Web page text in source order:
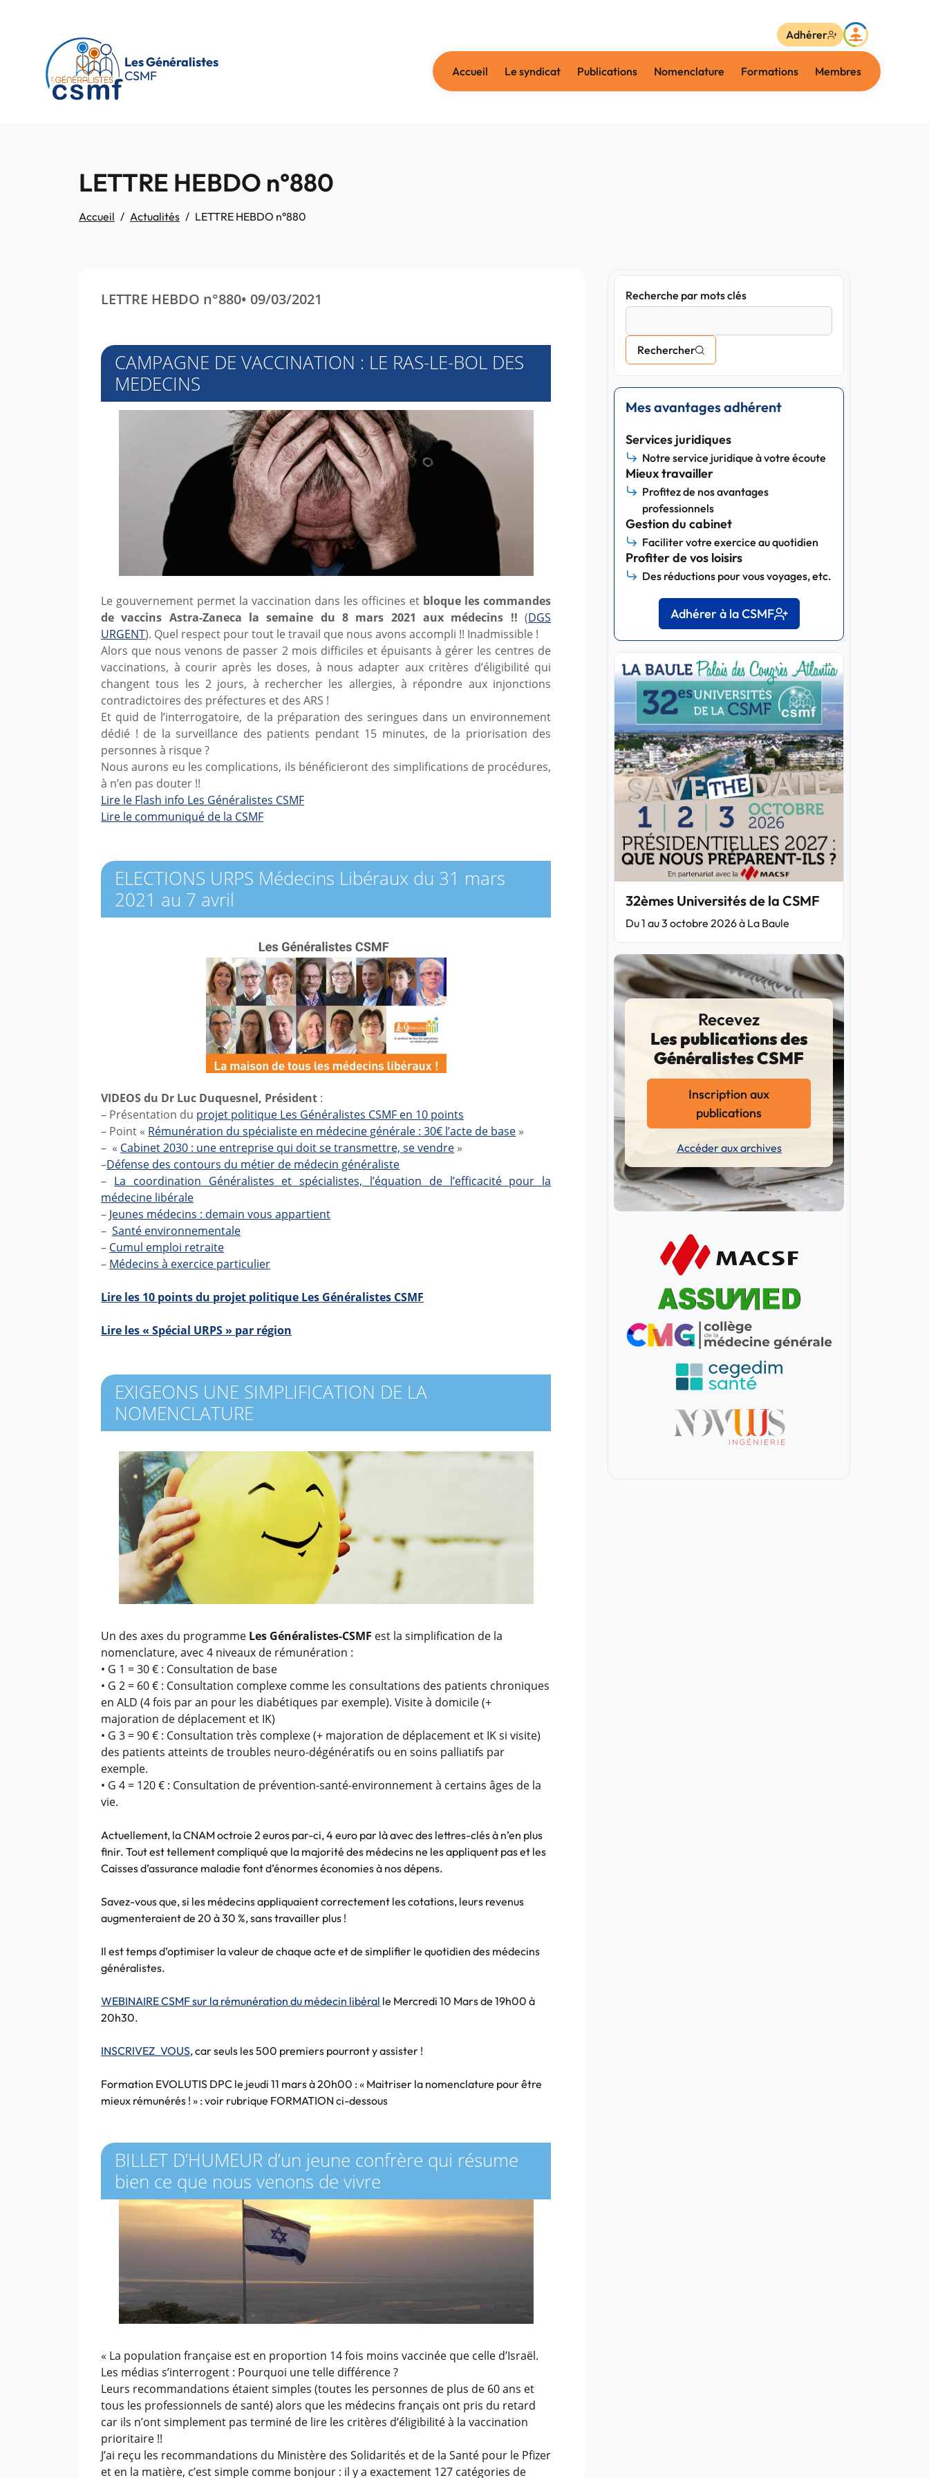
Les Généralistes
CSMF
Accueil Le syndicat Publications Nomenclature Formations Membres
Adhérer
LETTRE HEBDO n°880
Accueil Actualités LETTRE HEBDO n°880
LETTRE HEBDO n°880• 09/03/2021
CAMPAGNE DE VACCINATION : LE RAS-LE-BOL DES
MEDECINS
Le gouvernement permet la vaccination dans les officines et bloque les commandes
de vaccins Astra-Zaneca la semaine du 8 mars 2021 aux médecins !! (DGS
URGENT). Quel respect pour tout le travail que nous avons accompli !! Inadmissible !
Alors que nous venons de passer 2 mois difficiles et épuisants à gérer les centres de
vaccinations, à courir après les doses, à nous adapter aux critères d’éligibilité qui
changent tous les 2 jours, à rechercher les allergies, à répondre aux injonctions
contradictoires des préfectures et des ARS !
Et quid de l’interrogatoire, de la préparation des seringues dans un environnement
dédié ! de la surveillance des patients pendant 15 minutes, de la priorisation des
personnes à risque ?
Nous aurons eu les complications, ils bénéficieront des simplifications de procédures,
à n’en pas douter !!
Lire le Flash info Les Généralistes CSMF
Lire le communiqué de la CSMF
ELECTIONS URPS Médecins Libéraux du 31 mars
2021 au 7 avril
VIDEOS du Dr Luc Duquesnel, Président :
– Présentation du projet politique Les Généralistes CSMF en 10 points
– Point « Rémunération du spécialiste en médecine générale : 30€ l’acte de base »
– « Cabinet 2030 : une entreprise qui doit se transmettre, se vendre »
–Défense des contours du métier de médecin généraliste
– La coordination Généralistes et spécialistes, l’équation de l’efficacité pour la
médecine libérale
– Jeunes médecins : demain vous appartient
– Santé environnementale
– Cumul emploi retraite
– Médecins à exercice particulier
Lire les 10 points du projet politique Les Généralistes CSMF
Lire les « Spécial URPS » par région
EXIGEONS UNE SIMPLIFICATION DE LA
NOMENCLATURE
Un des axes du programme Les Généralistes-CSMF est la simplification de la
nomenclature, avec 4 niveaux de rémunération :
• G 1 = 30 € : Consultation de base
• G 2 = 60 € : Consultation complexe comme les consultations des patients chroniques
en ALD (4 fois par an pour les diabétiques par exemple). Visite à domicile (+
majoration de déplacement et IK)
• G 3 = 90 € : Consultation très complexe (+ majoration de déplacement et IK si visite)
des patients atteints de troubles neuro-dégénératifs ou en soins palliatifs par
exemple.
• G 4 = 120 € : Consultation de prévention-santé-environnement à certains âges de la
vie.
Actuellement, la CNAM octroie 2 euros par-ci, 4 euro par là avec des lettres-clés à n’en plus
finir. Tout est tellement compliqué que la majorité des médecins ne les appliquent pas et les
Caisses d’assurance maladie font d’énormes économies à nos dépens.
Savez-vous que, si les médecins appliquaient correctement les cotations, leurs revenus
augmenteraient de 20 à 30 %, sans travailler plus !
Il est temps d’optimiser la valeur de chaque acte et de simplifier le quotidien des médecins
généralistes.
WEBINAIRE CSMF sur la rémunération du médecin libéral le Mercredi 10 Mars de 19h00 à
20h30.
INSCRIVEZ_VOUS, car seuls les 500 premiers pourront y assister !
Formation EVOLUTIS DPC le jeudi 11 mars à 20h00 : « Maitriser la nomenclature pour être
mieux rémunérés ! » : voir rubrique FORMATION ci-dessous
BILLET D’HUMEUR d’un jeune confrère qui résume
bien ce que nous venons de vivre
« La population française est en proportion 14 fois moins vaccinée que celle d’Israël.
Les médias s’interrogent : Pourquoi une telle différence ?
Leurs recommandations étaient simples (toutes les personnes de plus de 60 ans et
tous les professionnels de santé) alors que les médecins français ont pris du retard
car ils n’ont simplement pas terminé de lire les critères d’éligibilité à la vaccination
prioritaire !!
J’ai reçu les recommandations du Ministère des Solidarités et de la Santé pour le Pfizer
et en la matière, c’est simple comme bonjour : il y a exactement 127 catégories de
Recherche par mots clés
Rechercher
Mes avantages adhérent
Services juridiques
Notre service juridique à votre écoute
Mieux travailler
Profitez de nos avantages
professionnels
Gestion du cabinet
Faciliter votre exercice au quotidien
Profiter de vos loisirs
Des réductions pour vous voyages, etc.
Adhérer à la CSMF
32èmes Universités de la CSMF
Du 1 au 3 octobre 2026 à La Baule
Recevez
Les publications des
Généralistes CSMF
Inscription aux
publications
Accéder aux archives